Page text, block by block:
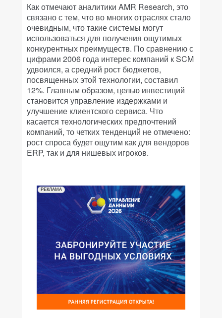
Как отмечают аналитики AMR Research, это
связано с тем, что во многих отраслях стало
очевидным, что такие системы могут
использоваться для получения ощутимых
конкурентных преимуществ. По сравнению с
цифрами 2006 года интерес компаний к SCM
удвоился, а средний рост бюджетов,
посвященных этой технологии, составил
12%. Главным образом, целью инвестиций
становится управление издержками и
улучшение клиентского сервиса. Что
касается технологических предпочтений
компаний, то четких тенденций не отмечено:
рост спроса будет ощутим как для вендоров
ERP, так и для нишевых игроков.
РЕКЛАМА